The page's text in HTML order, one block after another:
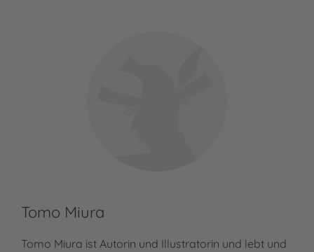
Tomo Miura
Tomo Miura ist Autorin und Illustratorin und lebt und